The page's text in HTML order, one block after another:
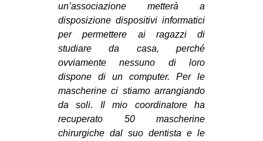
un’associazione metterà a
disposizione dispositivi informatici
per permettere ai ragazzi di
studiare da casa, perché
ovviamente nessuno di loro
dispone di un computer. Per le
mascherine ci stiamo arrangiando
da soli. Il mio coordinatore ha
recuperato 50 mascherine
chirurgiche dal suo dentista e le